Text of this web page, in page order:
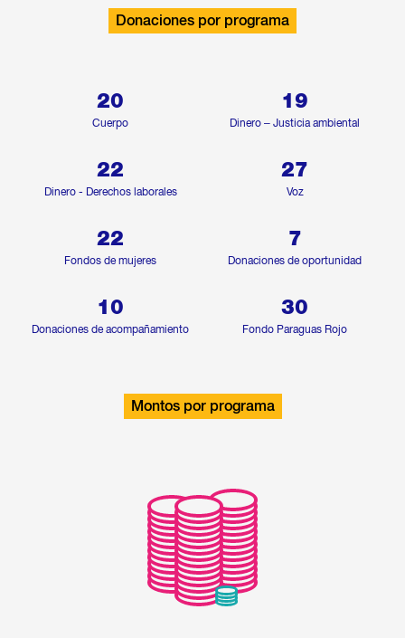
Donaciones por programa
20
Cuerpo
19
Dinero – Justicia ambiental
22
Dinero - Derechos laborales
27
Voz
22
Fondos de mujeres
7
Donaciones de oportunidad
10
Donaciones de acompañamiento
30
Fondo Paraguas Rojo
Montos por programa